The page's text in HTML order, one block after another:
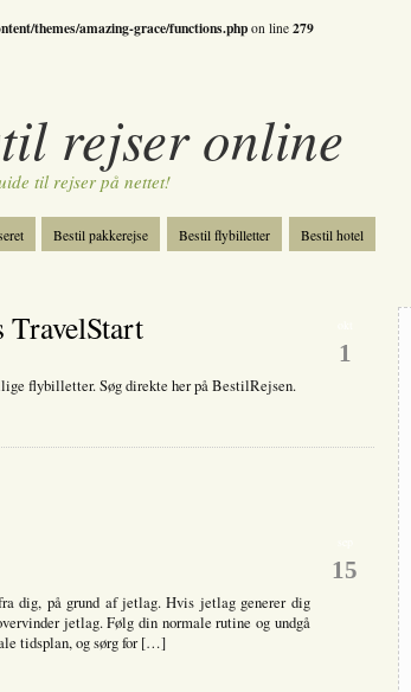
themes/amazing-grace/functions.php on line 279
rejser online
til rejser på nettet!
Bestil pakkerejse Bestil flybilletter
Bestil hotel
1
TravelStart
flybilletter. Søg direkte her på BestilRejsen.
15
dig, på grund af jetlag. Hvis jetlag generer dig
jetlag. Følg din normale rutine og undgå
tidsplan, og sørg for […]